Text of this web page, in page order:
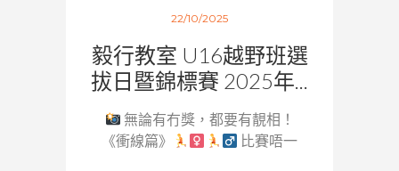
22/10/2025
毅行教室 U16越野班選
拔日暨錦標賽 2025年...
無論有冇獎，都要有靚相！
《衝線篇》
比賽唔一